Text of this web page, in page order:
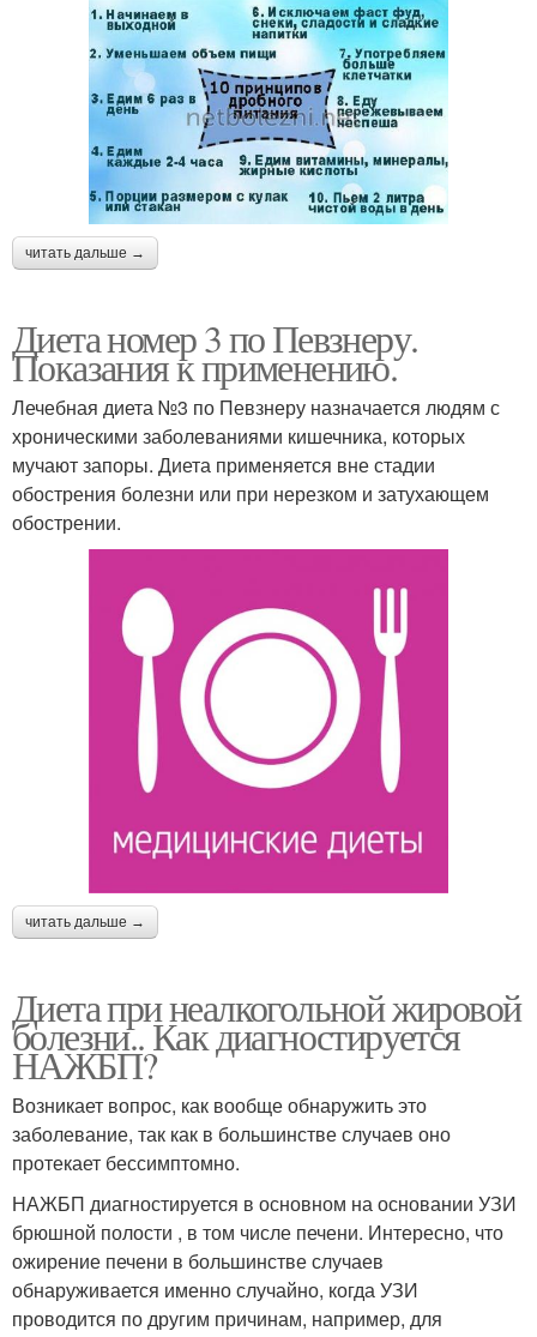
читать дальше →
Диета номер 3 по Певзнеру.
Показания к применению.
Лечебная диета №3 по Певзнеру назначается людям с
хроническими заболеваниями кишечника, которых
мучают запоры. Диета применяется вне стадии
обострения болезни или при нерезком и затухающем
обострении.
читать дальше →
Диета при неалкогольной жировой
болезни.. Как диагностируется
НАЖБП?
Возникает вопрос, как вообще обнаружить это
заболевание, так как в большинстве случаев оно
протекает бессимптомно.
НАЖБП диагностируется в основном на основании УЗИ
брюшной полости , в том числе печени. Интересно, что
ожирение печени в большинстве случаев
обнаруживается именно случайно, когда УЗИ
проводится по другим причинам, например, для